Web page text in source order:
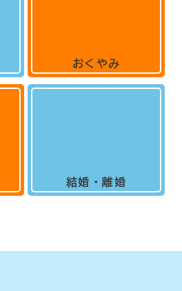
おくやみ
結婚・離婚